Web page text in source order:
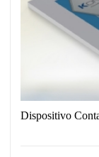
Dispositivo